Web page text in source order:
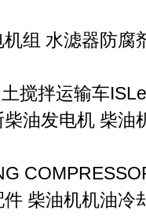
组 水滤器防腐
搅拌运输车
油发电机 柴油
柴油机机油冷